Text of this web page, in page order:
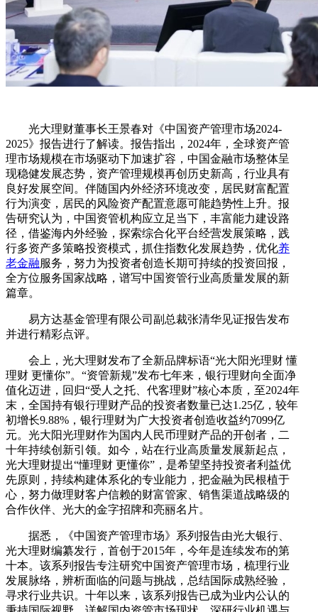
光大理财董事长王景春对《中国资产管理市场2024-
2025》报告进行了解读。报告指出，2024年，全球资产管
理市场规模在市场驱动下加速扩容，中国金融市场整体呈
现稳健发展态势，资产管理规模再创历史新高，行业具有
良好发展空间。伴随国内外经济环境改变，居民财富配置
行为演变，居民的风险资产配置意愿可能趋势性上升。报
告研究认为，中国资管机构应立足当下，丰富能力建设路
径，借鉴海内外经验，探索综合化平台经营发展策略，践
行多资产多策略投资模式，抓住指数化发展趋势，优化养
老金融服务，努力为投资者创造长期可持续的投资回报，
全方位服务国家战略，谱写中国资管行业高质量发展的新
篇章。
易方达基金管理有限公司副总裁张清华见证报告发布
并进行精彩点评。
会上，光大理财发布了全新品牌标语“光大阳光理财 懂
理财 更懂你”。“资管新规”发布七年来，银行理财向全面净
值化迈进，回归“受人之托、代客理财”核心本质，至2024年
末，全国持有银行理财产品的投资者数量已达1.25亿，较年
初增长9.88%，银行理财为广大投资者创造收益约7099亿
元。光大阳光理财作为国内人民币理财产品的开创者，二
十年持续创新引领。如今，站在行业高质量发展新起点，
光大理财提出“懂理财 更懂你”，是希望坚持投资者利益优
先原则，持续构建体系化的专业能力，把金融为民根植于
心，努力做理财客户信赖的财富管家、销售渠道战略级的
合作伙伴、光大的金字招牌和亮丽名片。
据悉，《中国资产管理市场》系列报告由光大银行、
光大理财编纂发行，首创于2015年，今年是连续发布的第
十本。该系列报告专注研究中国资产管理市场，梳理行业
发展脉络，辨析面临的问题与挑战，总结国际成熟经验，
寻求行业共识。十年以来，该系列报告已成为业内公认的